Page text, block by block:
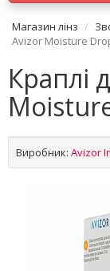
Магазин лінз
Avizor Moisture
Краплі
Виробник: Avizor